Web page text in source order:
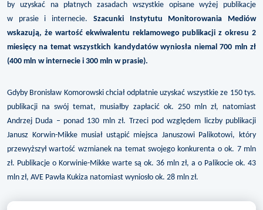
by uzyskać na płatnych zasadach wszystkie opisane wyżej publikacje
w prasie i internecie. Szacunki Instytutu Monitorowania Mediów
wskazują, że wartość ekwiwalentu reklamowego publikacji z okresu 2
miesięcy na temat wszystkich kandydatów wyniosła niemal 700 mln zł
(400 mln w internecie i 300 mln w prasie).
Gdyby Bronisław Komorowski chciał odpłatnie uzyskać wszystkie ze 150 tys.
publikacji na swój temat, musiałby zapłacić ok. 250 mln zł, natomiast
Andrzej Duda – ponad 130 mln zł. Trzeci pod względem liczby publikacji
Janusz Korwin-Mikke musiał ustąpić miejsca Januszowi Palikotowi, który
przewyższył wartość wzmianek na temat swojego konkurenta o ok. 7 mln
zł. Publikacje o Korwinie-Mikke warte są ok. 36 mln zł, a o Palikocie ok. 43
mln zł, AVE Pawła Kukiza natomiast wyniosło ok. 28 mln zł.